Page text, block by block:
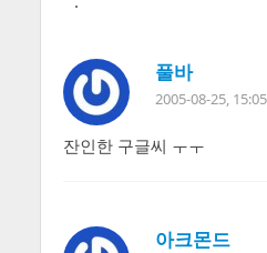
풀바
2005-08-25, 15:05
잔인한 구글씨 ㅜㅜ
아크몬드